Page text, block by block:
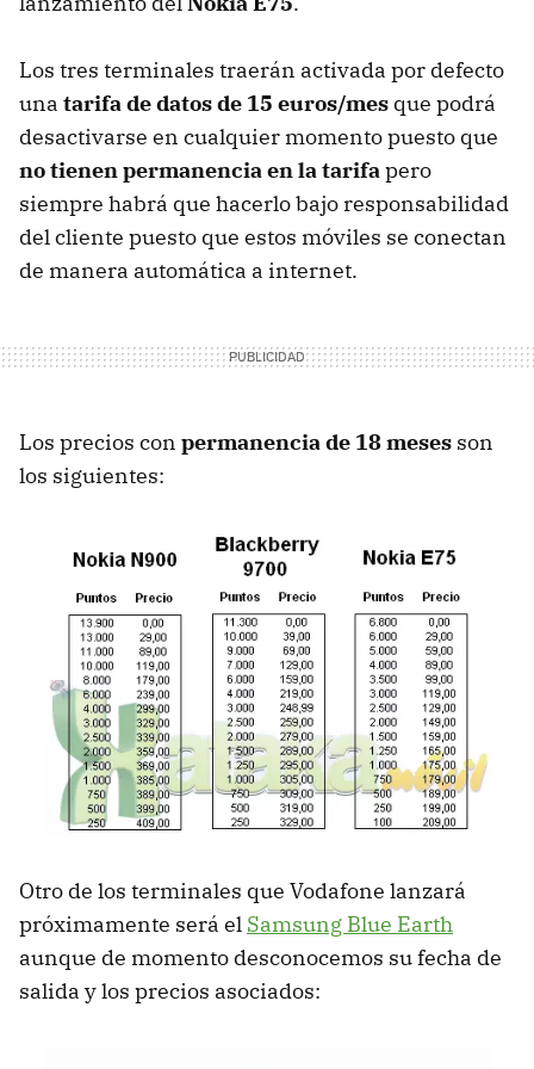
Los tres terminales traerán activada por defecto
una tarifa de datos de 15 euros/mes que podrá
desactivarse en cualquier momento puesto que
no tienen permanencia en la tarifapero
siempre habrá que hacerlo bajo responsabilidad
del cliente puesto que estos móviles se conectan
de manera automática a internet.
Los precios con permanencia de 18 meses son
los siguientes:
Otro de los terminales que Vodafone lanzará
próximamente será el Samsung Blue Earth
aunque de momento desconocemos su fecha de
salida y los precios asociados: